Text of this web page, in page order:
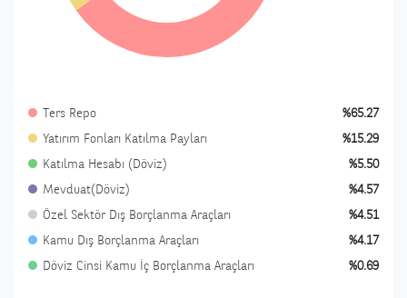
Ters Repo
%65.27
Yatırım Fonları Katılma Payları
%15.29
Katılma Hesabı (Döviz)
%5.50
Mevduat(Döviz)
%4.57
Özel Sektör Dış Borçlanma Araçları
%4.51
Kamu Dış Borçlanma Araçları
%4.17
Döviz Cinsi Kamu İç Borçlanma Araçları
%0.69